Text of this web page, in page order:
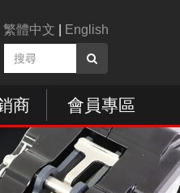
繁體中文 English
商 會員專區